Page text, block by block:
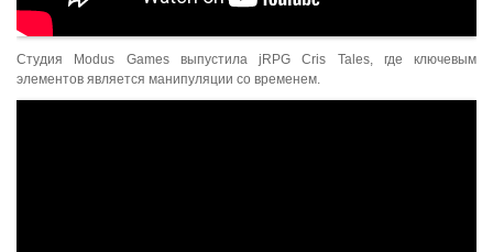
Студия Modus Games выпустила jRPG Cris Tales, где ключевым
элементов является манипуляции со временем.